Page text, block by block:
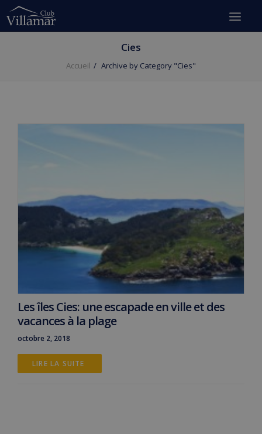
Cies
Accueil Archive by Category "Cies"
Les îles Cies: une escapade en ville et des
vacances à la plage
octobre 2, 2018
LIRE LA SUITE